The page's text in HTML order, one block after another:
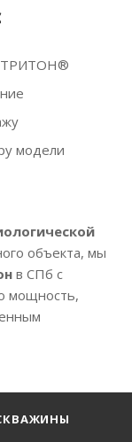
ТРИТОН®
модели
объекта, мы
в СПб с
мощность,